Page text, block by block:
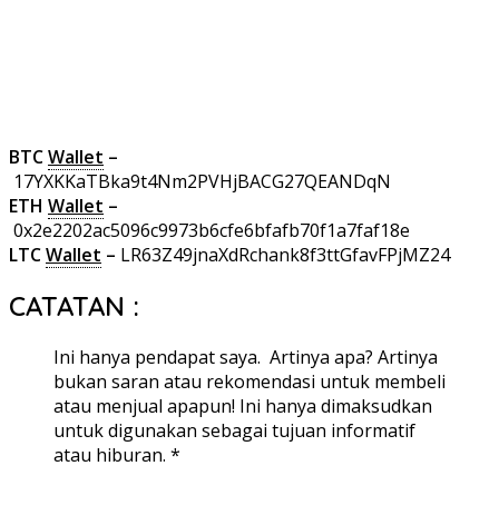
BTCWallet –
17YXKKaTBka9t4Nm2PVHjBACG27QEANDqN
ETH Wallet –
0x2e2202ac5096c9973b6cfe6bfafb70f1a7faf18e
LTCWallet – LR63Z49jnaXdRchank8f3ttGfavFPjMZ24
CATATAN :
Ini hanya pendapat saya. Artinya apa? Artinya
bukan saran atau rekomendasi untuk membeli
atau menjual apapun! Ini hanya dimaksudkan
untuk digunakan sebagai tujuan informatif
atau hiburan. *